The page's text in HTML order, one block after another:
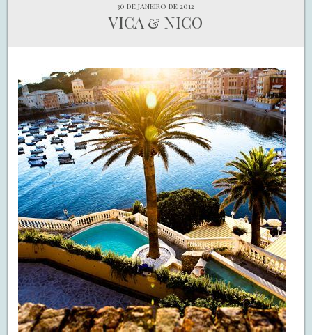
30 de janeiro de 2012
VICA & NICO